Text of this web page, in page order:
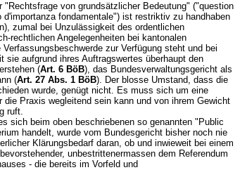
"Rechtsfrage von grundsätzlicher Bedeutung" ("question
fondamentale") ist restriktiv zu handhaben
zumal bei Unzulässigkeit des ordentlichen
rechtlichen Angelegenheiten bei kantonalen
zur Verfügung steht und bei
sie aufgrund ihres Auftragswertes überhaupt den
(Art. 6 BöB), das Bundesverwaltungsgericht als
(Art. 27 Abs. 1 BöB). Der blosse Umstand, dass die
wurde, genügt nicht. Es muss sich um eine
die Praxis wegleitend sein kann und von ihrem Gewicht
ruft.
sich beim oben beschriebenen so genannten "Public
handelt, wurde vom Bundesgericht bisher noch nie
Klärungsbedarf daran, ob und inwieweit bei einem
unbestrittenermassen dem Referendum
- die bereits im Vorfeld und